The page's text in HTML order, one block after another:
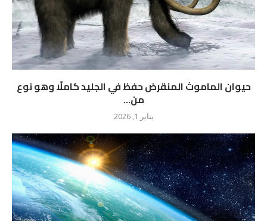
حيوان الماموث المنقرض حفظ في الجليد كاملًا وهو نوع
من...
يناير 1, 2026